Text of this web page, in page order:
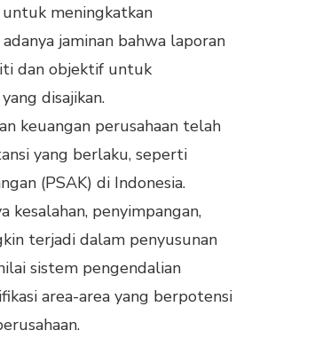
meningkatkan
jaminan bahwa laporan
dan objektif untuk
disajikan.
keuangan perusahaan telah
yang berlaku, seperti
(PSAK) di Indonesia.
penyimpangan,
terjadi dalam penyusunan
sistem pengendalian
area-area yang berpotensi